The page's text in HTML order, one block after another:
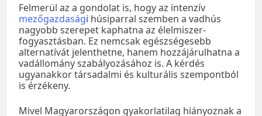
Felmerül az a gondolat is, hogy az intenzív
mezőgazdasági húsiparral szemben a vadhús
nagyobb szerepet kaphatna az élelmiszer-
fogyasztásban. Ez nemcsak egészségesebb
alternatívát jelenthetne, hanem hozzájárulhatna a
vadállomány szabályozásához is. A kérdés
ugyanakkor társadalmi és kulturális szempontból
is érzékeny.
Mivel Magyarországon gyakorlatilag hiányoznak a